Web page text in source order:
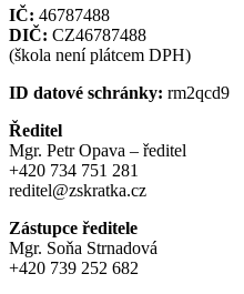
IČ: 46787488
DIČ: CZ46787488
(škola není plátcem DPH)
ID datové schránky: rm2qcd9
Ředitel
Mgr. Petr Opava – ředitel
+420 734 751 281
reditel@zskratka.cz
Zástupce ředitele
Mgr. Soňa Strnadová
+420 739 252 682